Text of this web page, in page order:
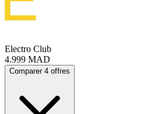
Electro Club
4.999 MAD
Comparer 4 offres